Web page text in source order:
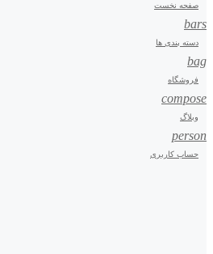
صفحه نخست
bars
دسته بندی ها
bag
فروشگاه
compose
وبلاگ
person
حساب کاربری